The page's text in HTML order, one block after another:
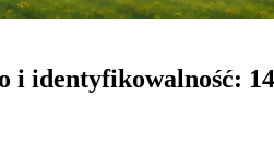
i identyfikowalność: